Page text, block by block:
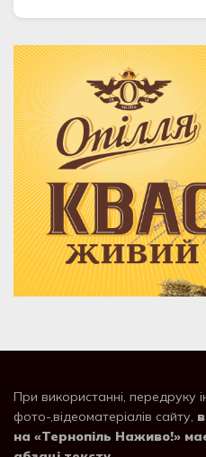
При використанні, передруку
фото-,відеоматеріалів сайту,
на «Тернопіль Наживо!»